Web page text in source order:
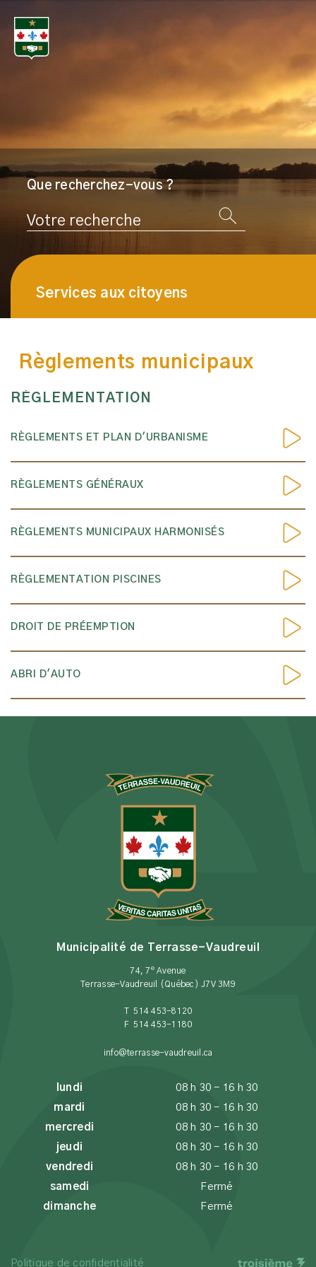
Règlements municipaux
Que recherchez-vous ?
Rechercher
Services aux citoyens
RÈGLEMENTATION
RÈGLEMENTS ET PLAN D'URBANISME
RÈGLEMENTS GÉNÉRAUX
RÈGLEMENTS MUNICIPAUX HARMONISÉS
RÈGLEMENTATION PISCINES
DROIT DE PRÉEMPTION
ABRI D'AUTO
Municipalité de Terrasse-Vaudreuil
74, 7 eAvenue
Terrasse-Vaudreuil (Québec) J7V 3M9
T 514 453-8120
F 514 453-1180
info@terrasse-vaudreuil.ca
lundi
08 h 30 - 16 h 30
mardi
08 h 30 - 16 h 30
mercredi
08 h 30 - 16 h 30
jeudi
08 h 30 - 16 h 30
vendredi
08 h 30 - 16 h 30
samedi
Fermé
dimanche
Fermé
Politique de confidentialité